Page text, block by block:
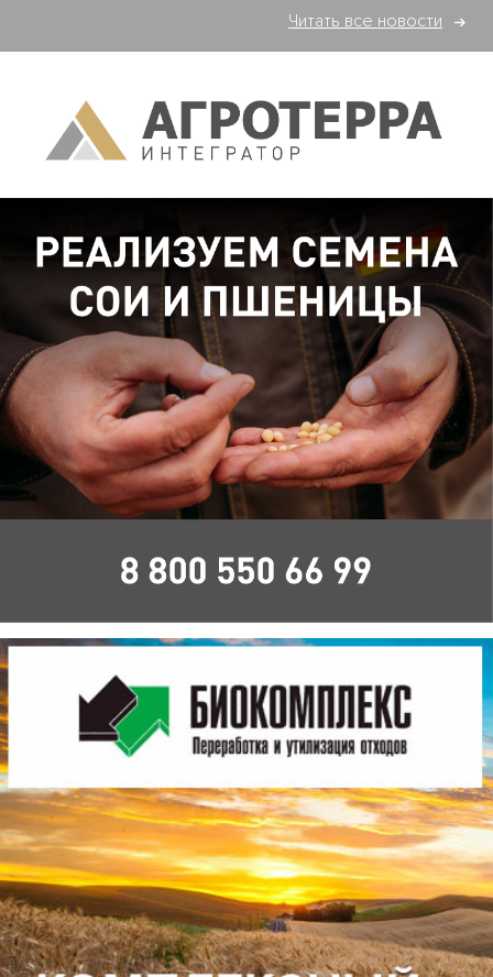
Читать все новости